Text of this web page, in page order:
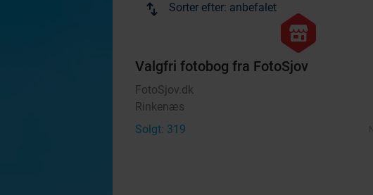
Sorter efter: anbefalet
hexagon
store
Valgfri fotobog fra FotoSjov
FotoSjov.dk
Rinkenæs
Solgt: 319